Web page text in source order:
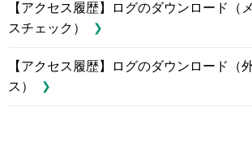
【アクセス履歴】ログのダウンロード（
スチェック）
【アクセス履歴】ログのダウンロード（
ス）